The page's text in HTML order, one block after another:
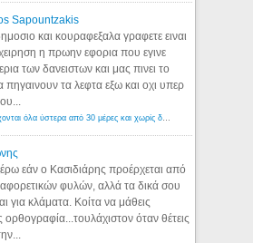
Sapountzakis
και κουραφεξαλα γραφετε ειναι
η πρωην εφορια που εγινε
των δανειστων και μας πινει το
πηγαινουν τα λεφτα εξω και οχι υπερ
Εφορία: Κατάσχονται όλα ύστερα από 30 μέρες και χωρίς δικαστικές αποφάσεις - Λόγιος Ερμής
εάν ο Κασιδιάρης προέρχεται από
φυλών, αλλά τα δικά σου
για κλάματα. Κοίτα να μάθεις
ορθογραφία...τουλάχιστον όταν θέτεις